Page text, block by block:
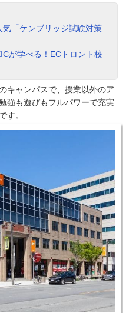
気「ケンブリッジ試験対策
が学べる！ECトロント校
キャンパスで、授業以外のア
強も遊びもフルパワーで充実
す。